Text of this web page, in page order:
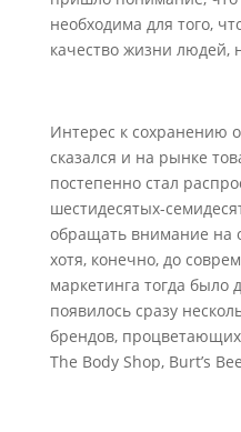
необходима для того,
качество жизни людей,
Интерес к сохранению
сказался и на рынке
постепенно стал
шестидесятых-
обращать внимание на
хотя, конечно, до
маркетинга тогда было
появилось сразу
брендов,
The Body Shop, Burt’s